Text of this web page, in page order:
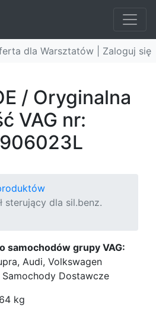
dla Warsztatów | Zaloguj się
/ Oryginalna
VAG nr:
sterujący dla sil.benz.
samochodów grupy VAG:
Audi, Volkswagen
Dostawcze
kg